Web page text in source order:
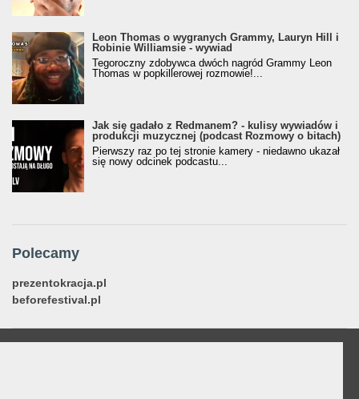
Leon Thomas o wygranych Grammy, Lauryn Hill i
Robinie Williamsie - wywiad
Tegoroczny zdobywca dwóch nagród Grammy Leon
Thomas w popkillerowej rozmowie!...
Jak się gadało z Redmanem? - kulisy wywiadów i
produkcji muzycznej (podcast Rozmowy o bitach)
Pierwszy raz po tej stronie kamery - niedawno ukazał
się nowy odcinek podcastu...
Polecamy
prezentokracja.pl
beforefestival.pl